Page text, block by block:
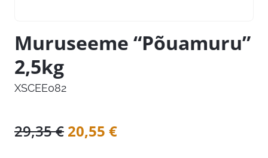
Muruseeme “Põuamuru”
2,5kg
XSCEE082
29,35€ Algne
20,55 €Praegune